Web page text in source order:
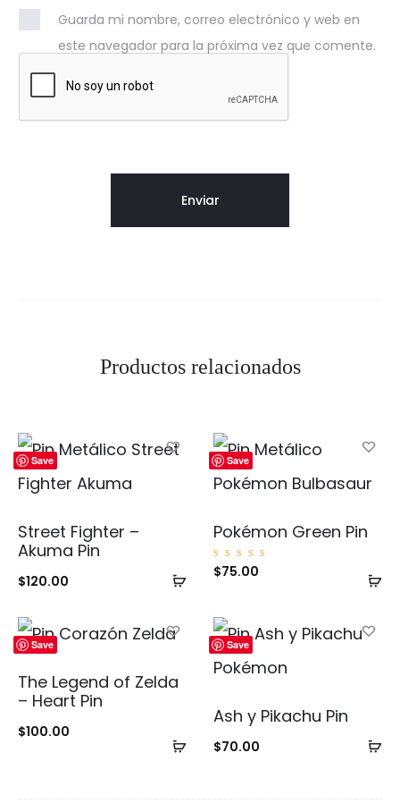
Guarda mi nombre, correo electrónico y web en
este navegador para la próxima vez que comente.
Productos relacionados
Save
Añadir
carrito
Street Fighter –
Akuma Pin
$120.00
Save
Pokémon Green Pin
Valorad
o con
$75.00
Save
Añadir
carrito
The Legend of Zelda
– Heart Pin
$100.00
Save
Ash y Pikachu Pin
$70.00